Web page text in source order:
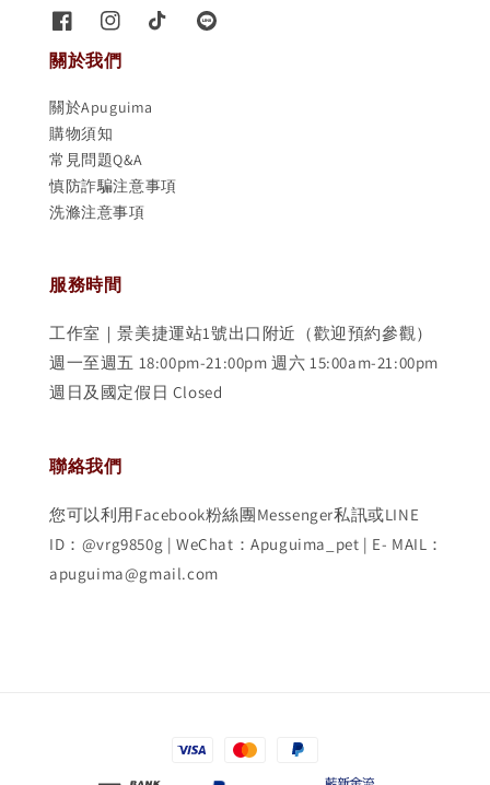
關於我們
關於Apuguima
購物須知
常見問題Q&A
慎防詐騙注意事項
洗滌注意事項
服務時間
工作室｜景美捷運站1號出口附近（歡迎預約參觀）
週一至週五 18:00pm-21:00pm 週六 15:00am-21:00pm
週日及國定假日 Closed
聯絡我們
您可以利用Facebook粉絲團Messenger私訊或LINE
ID：@vrg9850g | WeChat：Apuguima_pet | E- MAIL：
apuguima@gmail.com